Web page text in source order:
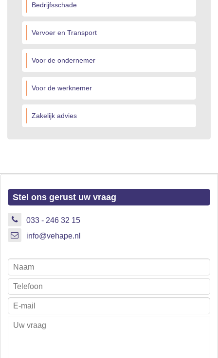
Bedrijfsschade
Vervoer en Transport
Voor de ondernemer
Voor de werknemer
Zakelijk advies
Stel ons gerust uw vraag
033 - 246 32 15
info@vehape.nl